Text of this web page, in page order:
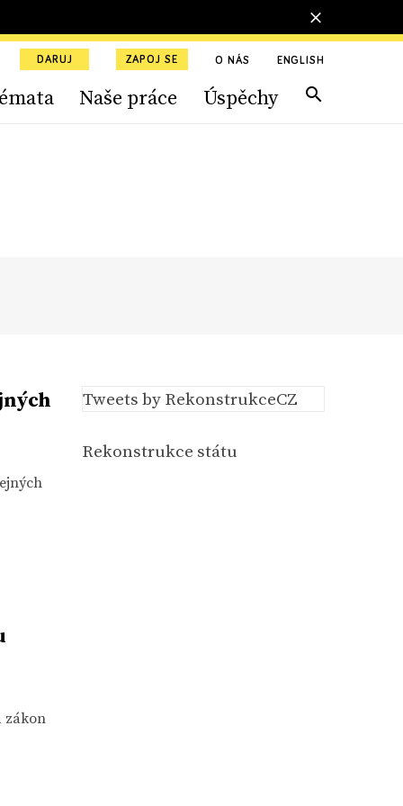
DARUJ ZAPOJ SE O NÁS ENGLISH
Naše práce Úspěchy
zákon
Tweets by RekonstrukceCZ
Rekonstrukce státu